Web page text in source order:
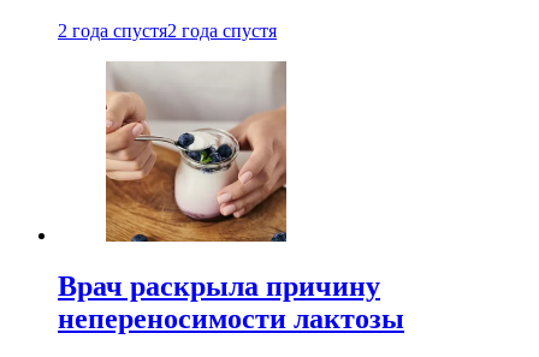
2 года спустя2 года спустя
Врач раскрыла причину
непереносимости лактозы